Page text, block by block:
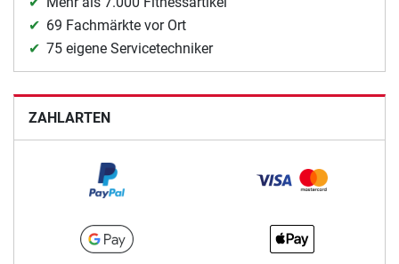
69 Fachmärkte vor Ort
75 eigene Servicetechniker
ZAHLARTEN